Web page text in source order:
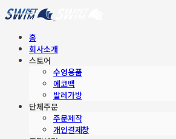
홈
회사소개
스토어
수영용품
에코백
발레가방
단체주문
주문제작
개인결제창